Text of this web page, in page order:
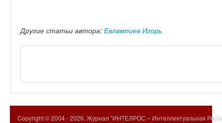
Другие статьи автора: Евлампиев Игорь
Copyright © 2004 -2026. Журнал "ИНТЕЛРОС – Интеллектуальная